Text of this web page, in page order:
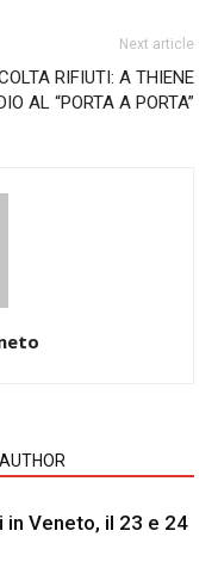
Next article
RIFIUTI: A THIENE
AL “PORTA A PORTA”
in Veneto, il 23 e 24